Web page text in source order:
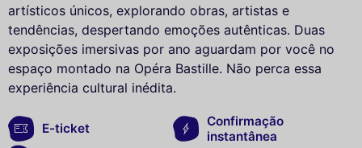
artísticos únicos, explorando obras, artistas e
tendências, despertando emoções autênticas. Duas
exposições imersivas por ano aguardam por você no
espaço montado na Opéra Bastille. Não perca essa
experiência cultural inédita.
E-ticket
Confirmação
instantânea